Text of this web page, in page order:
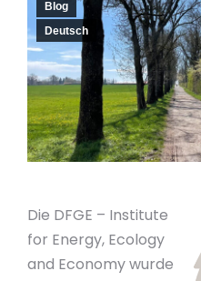
Blog
Deutsch
Die DFGE – Institute
for Energy, Ecology
and Economy wurde